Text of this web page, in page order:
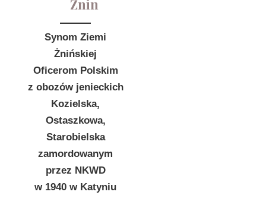
Żnin
Synom Ziemi
Żnińskiej
Oficerom Polskim
z obozów jenieckich
Kozielska,
Ostaszkowa,
Starobielska
zamordowanym
przez NKWD
w 1940 w Katyniu